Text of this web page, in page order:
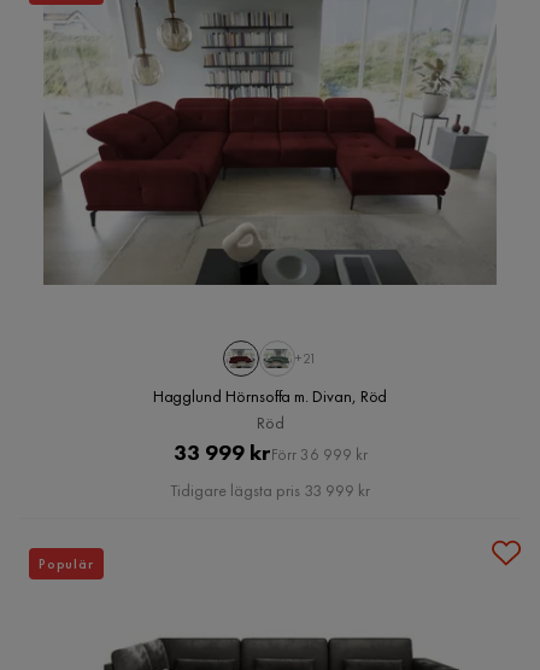
+21
Hagglund Hörnsoffa m. Divan, Röd
Röd
Pris
33 999 krOriginal
Pris
Förr 36 999 kr
Tidigare lägsta pris 33 999 kr
Populär